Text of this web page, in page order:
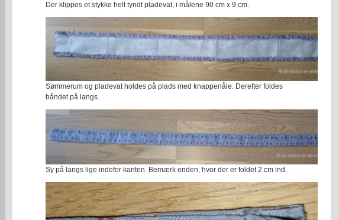
Der klippes et stykke helt tyndt pladevat, i målene 90 cm x 9 cm.
Sømmerum og pladevat holdes på plads med knappenåle. Derefter foldes
båndet på langs.
Sy på langs lige indefor kanten. Bemærk enden, hvor der er foldet 2 cm ind.